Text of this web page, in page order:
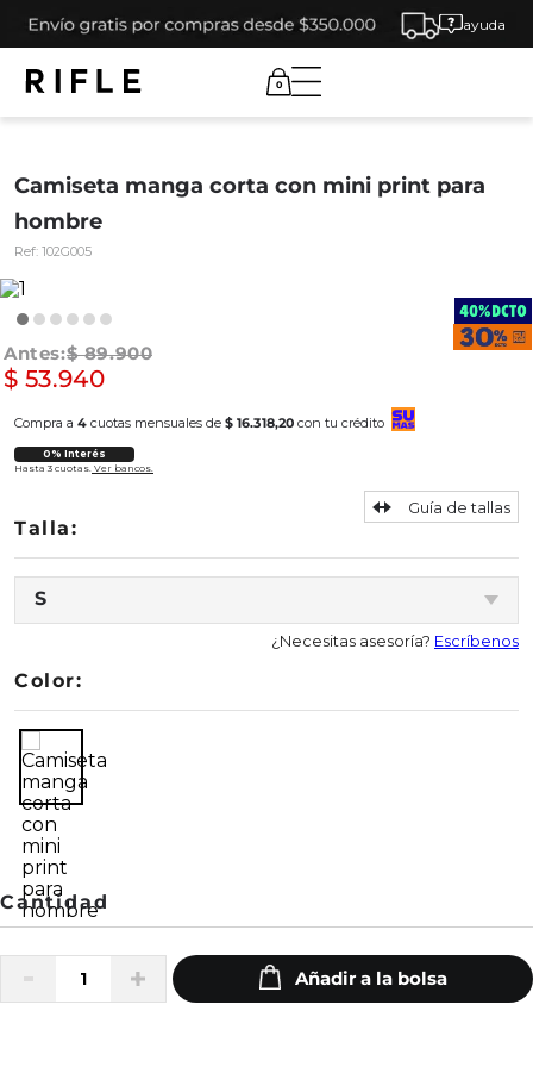
ayuda
0
Camiseta manga corta con mini print para
hombre
Ref: 102G005
$ 89.900
$ 53.940
Compra a 4 cuotas mensuales de $ 16.318,20 con tu crédito
0% Interés
Hasta 3 cuotas. Ver bancos.
S
Guía de tallas
¿Necesitas asesoría? Escríbenos
Color: